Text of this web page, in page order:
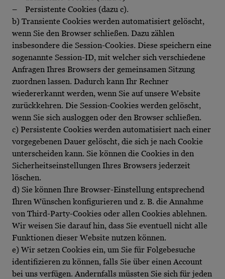
– Persistente Cookies (dazu c).
b) Transiente Cookies werden automatisiert gelöscht,
wenn Sie den Browser schließen. Dazu zählen
insbesondere die Session-Cookies. Diese speichern eine
sogenannte Session-ID, mit welcher sich verschiedene
Anfragen Ihres Browsers der gemeinsamen Sitzung
zuordnen lassen. Dadurch kann Ihr Rechner
wiedererkannt werden, wenn Sie auf unsere Website
zurückkehren. Die Session-Cookies werden gelöscht,
wenn Sie sich ausloggen oder den Browser schließen.
c) Persistente Cookies werden automatisiert nach einer
vorgegebenen Dauer gelöscht, die sich je nach Cookie
unterscheiden kann. Sie können die Cookies in den
Sicherheitseinstellungen Ihres Browsers jederzeit
löschen.
d) Sie können Ihre Browser-Einstellung entsprechend
Ihren Wünschen konfigurieren und z. B. die Annahme
von Third-Party-Cookies oder allen Cookies ablehnen.
Wir weisen Sie darauf hin, dass Sie eventuell nicht alle
Funktionen dieser Website nutzen können.
e) Wir setzen Cookies ein, um Sie für Folgebesuche
identifizieren zu können, falls Sie über einen Account
bei uns verfügen. Andernfalls müssten Sie sich für jeden